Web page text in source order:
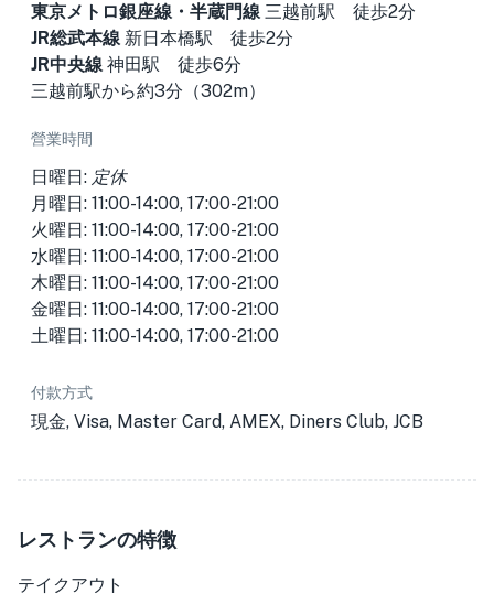
東京メトロ銀座線・半蔵門線 三越前駅 徒歩2分
JR総武本線 新日本橋駅 徒歩2分
JR中央線 神田駅 徒歩6分
三越前駅から約3分（302m）
營業時間
日曜日: 定休
月曜日: 11:00-14:00, 17:00-21:00
火曜日: 11:00-14:00, 17:00-21:00
水曜日: 11:00-14:00, 17:00-21:00
木曜日: 11:00-14:00, 17:00-21:00
金曜日: 11:00-14:00, 17:00-21:00
土曜日: 11:00-14:00, 17:00-21:00
付款方式
現金, Visa, Master Card, AMEX, Diners Club, JCB
レストランの特徴
テイクアウト